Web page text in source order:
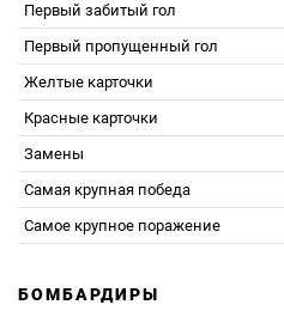
Первый забитый гол
Первый пропущенный гол
Желтые карточки
Красные карточки
Замены
Самая крупная победа
Самое крупное поражение
БОМБАРДИРЫ